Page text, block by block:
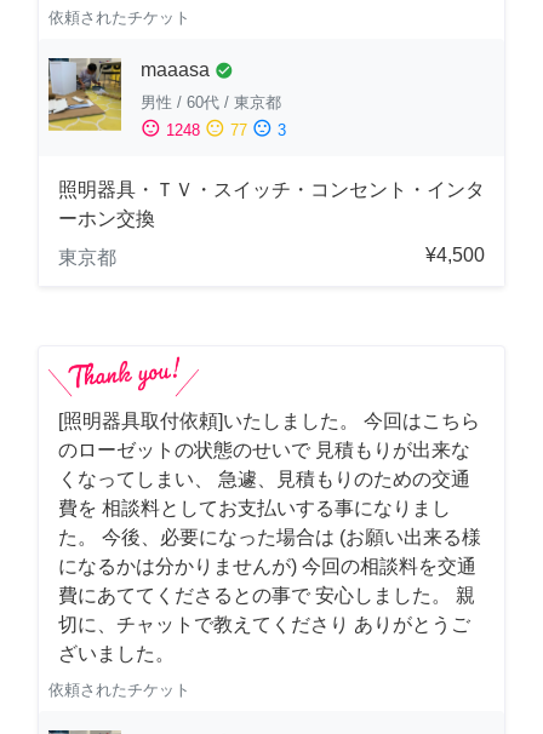
依頼されたチケット
maaasa check_circle
男性 / 60代 / 東京都
sentiment_satisfied 1248 sentiment_neutral 77 sentiment_dissatisfied 3
照明器具・ＴＶ・スイッチ・コンセント・インタ
ーホン交換
東京都
¥4,500
[照明器具取付依頼]いたしました。 今回はこちら
のローゼットの状態のせいで 見積もりが出来な
くなってしまい、 急遽、見積もりのための交通
費を 相談料としてお支払いする事になりまし
た。 今後、必要になった場合は (お願い出来る様
になるかは分かりませんが) 今回の相談料を交通
費にあててくださるとの事で 安心しました。 親
切に、チャットで教えてくださり ありがとうご
ざいました。
依頼されたチケット